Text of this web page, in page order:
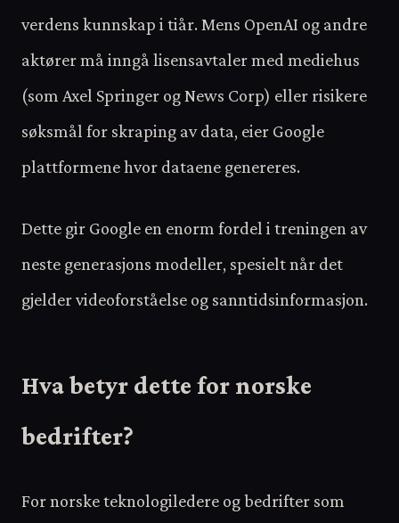
verdens kunnskap i tiår. Mens OpenAI og andre
aktører må inngå lisensavtaler med mediehus
(som Axel Springer og News Corp) eller risikere
søksmål for skraping av data, eier Google
plattformene hvor dataene genereres.
Dette gir Google en enorm fordel i treningen av
neste generasjons modeller, spesielt når det
gjelder videoforståelse og sanntidsinformasjon.
Hva betyr dette for norske
bedrifter?
For norske teknologiledere og bedrifter som